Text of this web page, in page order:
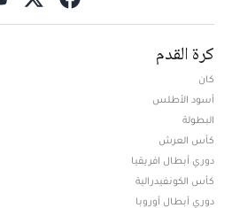
كرة القدم
كان
أسود الأطلس
البطولة
كأس العرش
دوري أبطال افريقيا
كأس الكونفيدرالية
دوري أبطال أوروبا